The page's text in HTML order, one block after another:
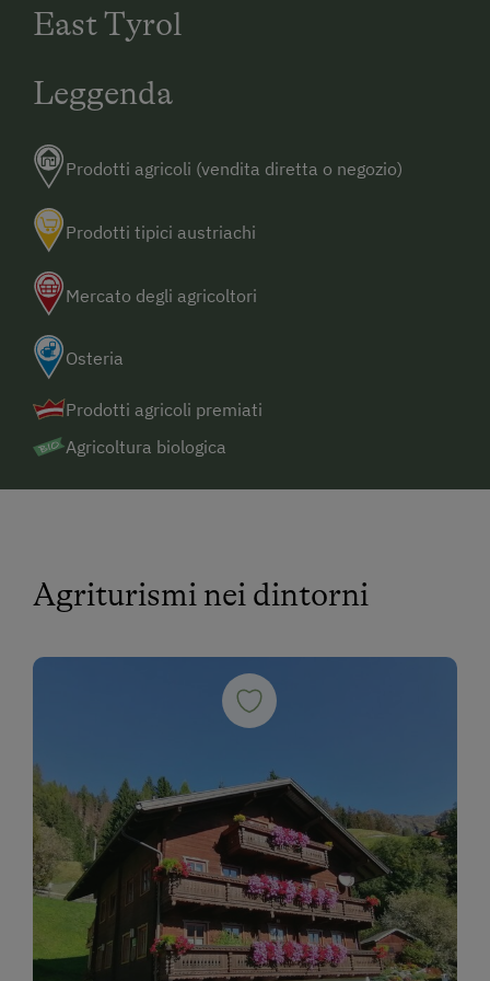
East Tyrol
Leggenda
Prodotti agricoli (vendita diretta o negozio)
Prodotti tipici austriachi
Mercato degli agricoltori
Osteria
Prodotti agricoli premiati
Agricoltura biologica
Agriturismi nei dintorni